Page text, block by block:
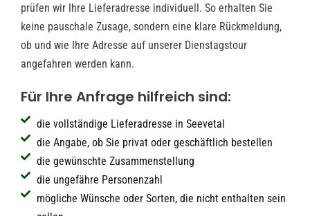
prüfen wir Ihre Lieferadresse individuell. So erhalten Sie
keine pauschale Zusage, sondern eine klare Rückmeldung,
ob und wie Ihre Adresse auf unserer Dienstagstour
angefahren werden kann.
Für Ihre Anfrage hilfreich sind:
die vollständige Lieferadresse in Seevetal
die Angabe, ob Sie privat oder geschäftlich bestellen
die gewünschte Zusammenstellung
die ungefähre Personenzahl
mögliche Wünsche oder Sorten, die nicht enthalten sein